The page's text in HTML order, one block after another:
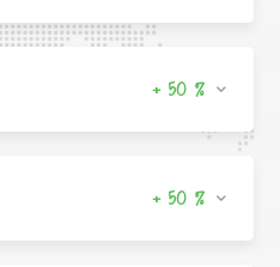
+ 50 %
+ 50 %